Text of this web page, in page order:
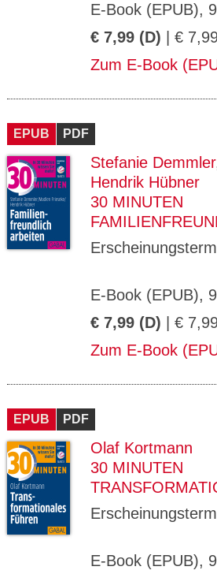
E-Book (EPUB),
€ 7,99 (D) | €
Zum E-Book
EPUB PDF
Stefanie Demmler
Hendrik Hübner
30 MINUTEN
E-Book (EPUB),
€ 7,99 (D) | €
Zum E-Book
EPUB PDF
Olaf Kortmann
30 MINUTEN
E-Book (EPUB),